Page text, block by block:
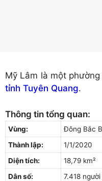
Mỹ Lâm là một phường
tỉnh Tuyên Quang.
Thông tin tổng quan:
Vùng:
Đông Bắc
Thành lập:
1/1/2020
Diện tích:
18,79 km²
Dân số:
7.418